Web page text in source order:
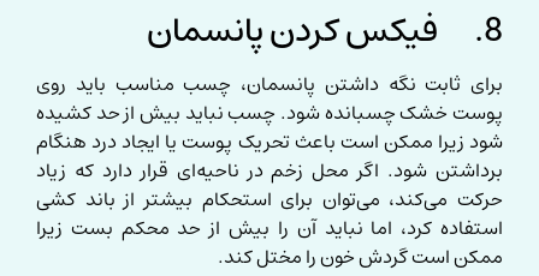
8. فیکس کردن پانسمان
برای ثابت نگه داشتن پانسمان، چسب مناسب باید روی
پوست خشک چسبانده شود. چسب نباید بیش از حد کشیده
شود زیرا ممکن است باعث تحریک پوست یا ایجاد درد هنگام
برداشتن شود. اگر محل زخم در ناحیه‌ای قرار دارد که زیاد
حرکت می‌کند، می‌توان برای استحکام بیشتر از باند کشی
استفاده کرد، اما نباید آن را بیش از حد محکم بست زیرا
ممکن است گردش خون را مختل کند.